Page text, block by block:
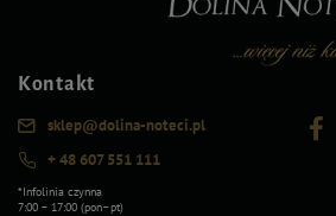
Kontakt
sklep@dolina-noteci.pl
+ 48 607 551 111
*Infolinia czynna
7:00 – 17:00 (pon–pt)